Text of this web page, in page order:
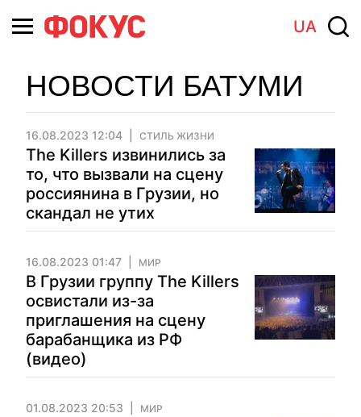
UA
НОВОСТИ БАТУМИ
16.08.2023 12:04 СТИЛЬ ЖИЗНИ
The Killers извинились за
то, что вызвали на сцену
россиянина в Грузии, но
скандал не утих
16.08.2023 01:47 МИР
В Грузии группу The Killers
освистали из-за
приглашения на сцену
барабанщика из РФ
(видео)
01.08.2023 20:53 МИР